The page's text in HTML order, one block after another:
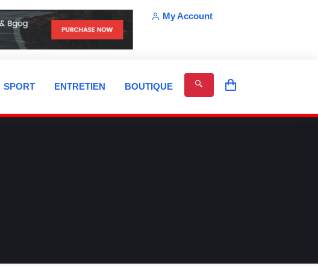
My Account
SPORT ENTRETIEN BOUTIQUE